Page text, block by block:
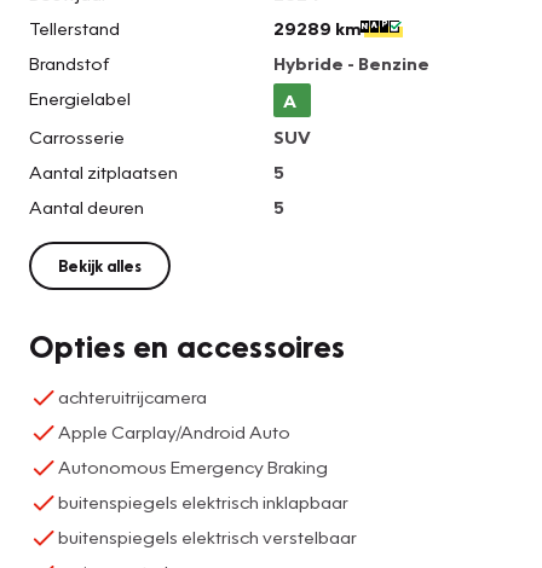
Tellerstand
29289 km
Brandstof
Hybride - Benzine
Energielabel
A
Carrosserie
SUV
Aantal zitplaatsen
5
Aantal deuren
5
Bekijk alles
Opties en accessoires
achteruitrijcamera
Apple Carplay/Android Auto
Autonomous Emergency Braking
buitenspiegels elektrisch inklapbaar
buitenspiegels elektrisch verstelbaar